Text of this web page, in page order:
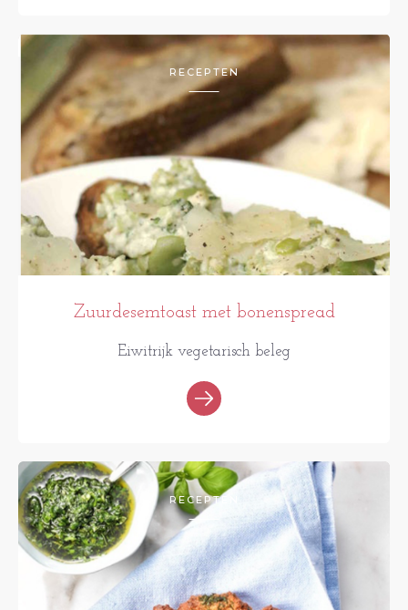
RECEPTEN
Zuurdesemtoast met bonenspread
Eiwitrijk vegetarisch beleg
RECEPTEN